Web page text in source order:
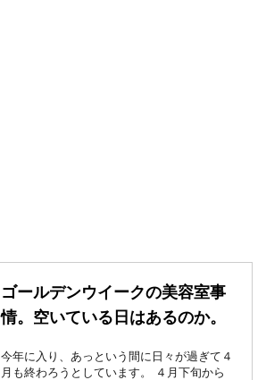
ゴールデンウイークの美容室事
情。空いている日はあるのか。
今年に入り、あっという間に日々が過ぎて４
月も終わろうとしています。 ４月下旬から